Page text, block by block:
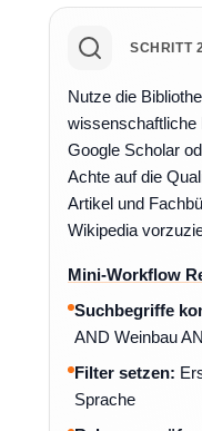
SCHRITT
Nutze die
wissenschaftliche
Google Scholar
Achte auf die
Artikel und
Wikipedia
Mini-Workflow
Suchbegriffe
AND Weinbau
Filter setzen:
Sprache